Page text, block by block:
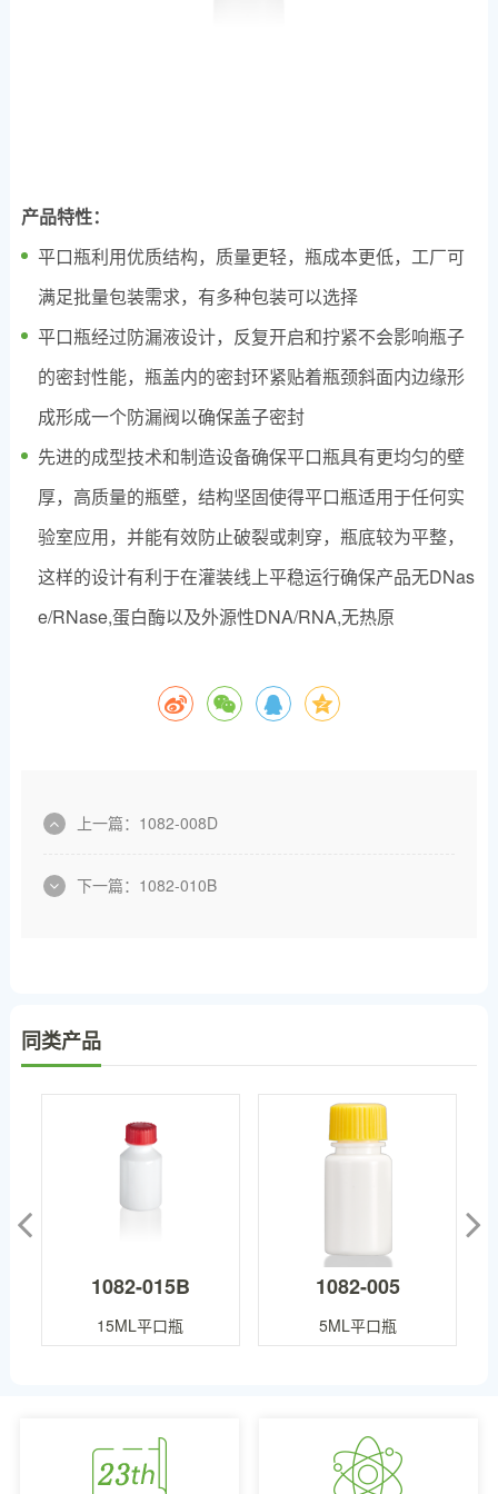
产品特性：
平口瓶利用优质结构，质量更轻，瓶成本更低，工厂可
满足批量包装需求，有多种包装可以选择
平口瓶经过防漏液设计，反复开启和拧紧不会影响瓶子
的密封性能，瓶盖内的密封环紧贴着瓶颈斜面内边缘形
成形成一个防漏阀以确保盖子密封
先进的成型技术和制造设备确保平口瓶具有更均匀的壁
厚，高质量的瓶壁，结构坚固使得平口瓶适用于任何实
验室应用，并能有效防止破裂或刺穿，瓶底较为平整，
这样的设计有利于在灌装线上平稳运行确保产品无DNas
e/RNase,蛋白酶以及外源性DNA/RNA,无热原
上一篇： 1082-008D
下一篇： 1082-010B
同类产品
1082-015B
15ML平口瓶
1082-005
5ML平口瓶